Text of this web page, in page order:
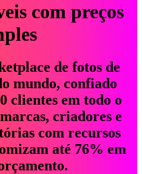
com preços
de fotos de
mundo, confiado
clientes em todo o
criadores e
com recursos
até 76% em